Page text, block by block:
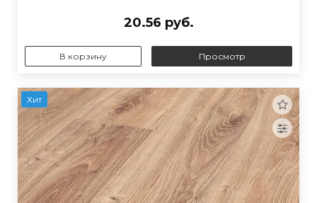
20.56 руб.
В корзину Просмотр
Хит